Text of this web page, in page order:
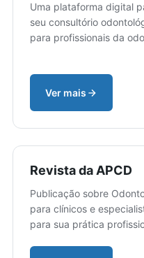
Uma plataforma digital
seu consultório
para profissionais da
Ver mais
Revista da APCD
Publicação sobre
para clínicos e
para sua prática